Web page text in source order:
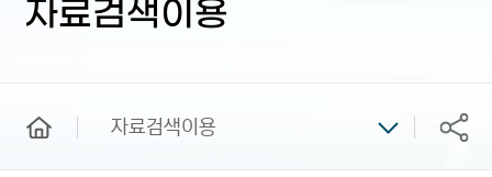
자료검색이용
자료검색이용 공유